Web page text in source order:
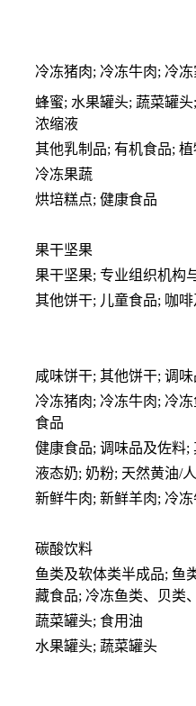
冷冻猪肉; 冷冻牛肉; 冷
蜂蜜; 水果罐头; 蔬菜罐
浓缩液
其他乳制品; 有机食品;
冷冻果蔬
烘培糕点; 健康食品
果干坚果
果干坚果; 专业组织机构
其他饼干; 儿童食品; 咖
咸味饼干; 其他饼干; 调
冷冻猪肉; 冷冻牛肉; 冷
食品
健康食品; 调味品及佐料;
液态奶; 奶粉; 天然黄油/
新鲜牛肉; 新鲜羊肉; 冷
碳酸饮料
鱼类及软体类半成品; 鱼
藏食品; 冷冻鱼类、贝类
蔬菜罐头; 食用油
水果罐头; 蔬菜罐头